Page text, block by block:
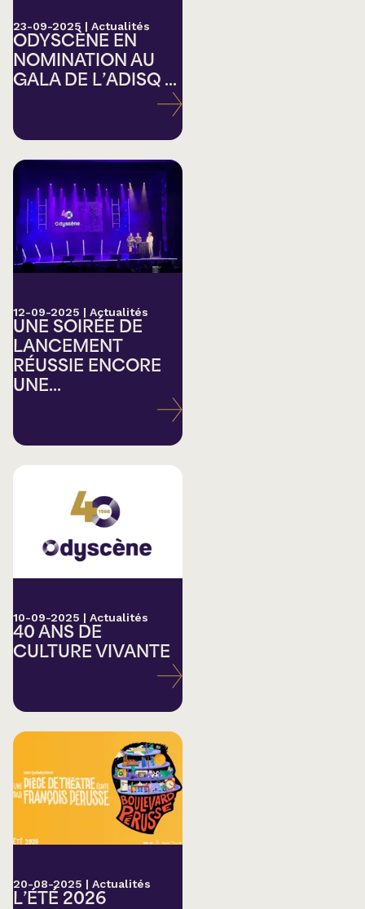
23-09-2025 | Actualités
ODYSCÈNE EN
NOMINATION AU
GALA DE L’ADISQ ...
12-09-2025 | Actualités
UNE SOIRÉE DE
LANCEMENT
RÉUSSIE ENCORE
UNE...
10-09-2025 | Actualités
40 ANS DE
CULTURE VIVANTE
20-08-2025 | Actualités
L’ÉTÉ 2026